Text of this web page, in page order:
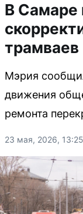
В Самаре
трамваев
Мэрия
движения
ремонта
23 мая, 2026, 13:25